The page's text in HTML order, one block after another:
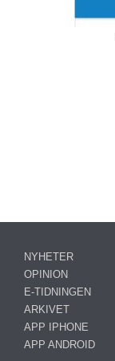
NYHETER
OPINION
E-TIDNINGEN
ARKIVET
APP IPHONE
APP ANDROID